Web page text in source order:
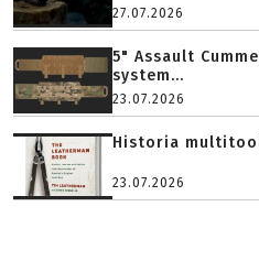
27.07.2026
5" Assault
system...
23.07.2026
Historia
23.07.2026